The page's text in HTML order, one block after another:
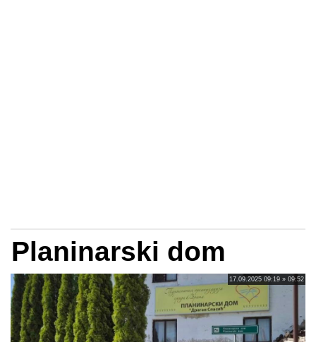
Planinarski dom
17.09.2025 09:19 » 09:52